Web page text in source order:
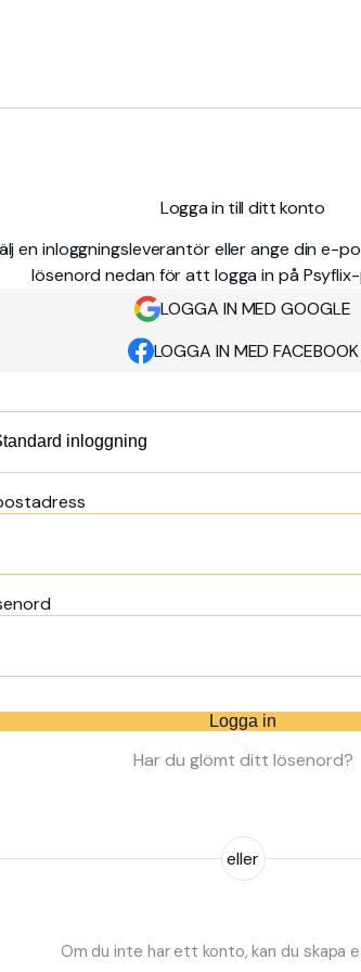
Logga in till ditt konto
en inloggningsleverantör eller ange din e-
lösenord nedan för att logga in på
LOGGA IN MED GOOGLE
LOGGA IN MED FACEBOOK
Logga in
Har du glömt ditt lösenord?
eller
Om du inte har ett konto, kan du skapa